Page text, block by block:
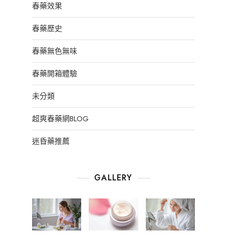
春藥效果
春藥歷史
春藥無色無味
春藥開箱體驗
未分類
超爽春藥網BLOG
迷昏藥推薦
GALLERY